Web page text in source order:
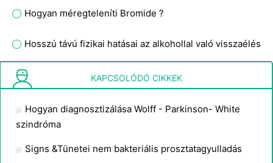
Hogyan méregteleníti Bromide ?
Hosszú távú fizikai hatásai az alkohollal való visszaélés
Mastalgia TünetekKAPCSOLÓDÓ CIKKEK
Hogyan diagnosztizálása Wolff - Parkinson- White
szindróma
Signs &Tünetei nem bakteriális prosztatagyulladás